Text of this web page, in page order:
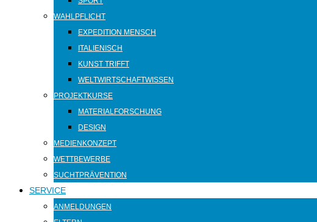
WAHLPFLICHT
EXPEDITION MENSCH
ITALIENISCH
KUNST TRIFFT
WELTWIRTSCHAFTWISSEN
PROJEKTKURSE
MATERIALFORSCHUNG
DESIGN
MEDIENKONZEPT
WETTBEWERBE
SUCHTPRÄVENTION
SERVICE
ANMELDUNGEN